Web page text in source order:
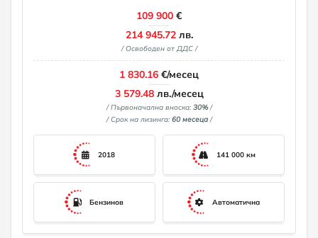
109 900 €
214 945.72лв.
/ Освободен от ДДС /
1 830.16 €/месец
3 579.48лв./месец
/ Първоначална вноска: 30%/
/ Срок на лизинга: 60 месеца/
2018 141 000 км
Бензинов Автоматична